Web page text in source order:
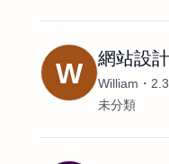
W 網站設
William
未分類